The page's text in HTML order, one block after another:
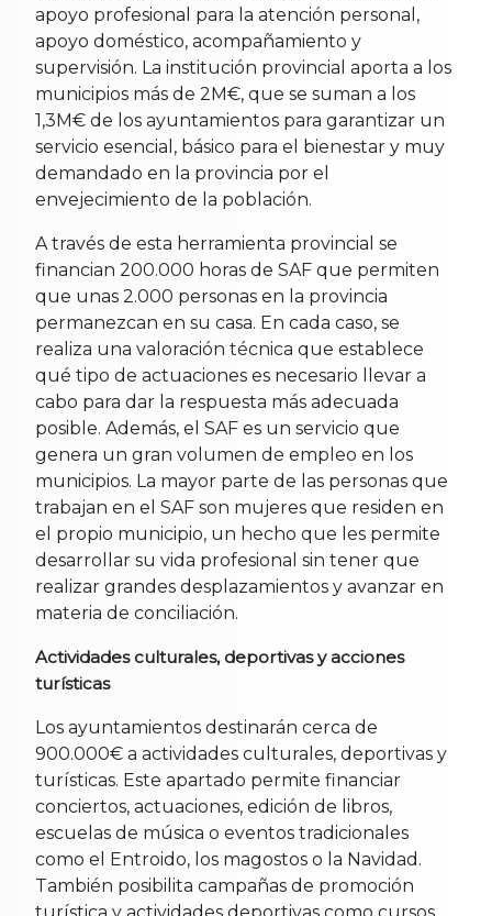
apoyo profesional para la atención personal,
apoyo doméstico, acompañamiento y
supervisión. La institución provincial aporta a los
municipios más de 2M€, que se suman a los
1,3M€ de los ayuntamientos para garantizar un
servicio esencial, básico para el bienestar y muy
demandado en la provincia por el
envejecimiento de la población.
A través de esta herramienta provincial se
financian 200.000 horas de SAF que permiten
que unas 2.000 personas en la provincia
permanezcan en su casa. En cada caso, se
realiza una valoración técnica que establece
qué tipo de actuaciones es necesario llevar a
cabo para dar la respuesta más adecuada
posible. Además, el SAF es un servicio que
genera un gran volumen de empleo en los
municipios. La mayor parte de las personas que
trabajan en el SAF son mujeres que residen en
el propio municipio, un hecho que les permite
desarrollar su vida profesional sin tener que
realizar grandes desplazamientos y avanzar en
materia de conciliación.
Actividades culturales, deportivas y acciones
turísticas
Los ayuntamientos destinarán cerca de
900.000€ a actividades culturales, deportivas y
turísticas. Este apartado permite financiar
conciertos, actuaciones, edición de libros,
escuelas de música o eventos tradicionales
como el Entroido, los magostos o la Navidad.
También posibilita campañas de promoción